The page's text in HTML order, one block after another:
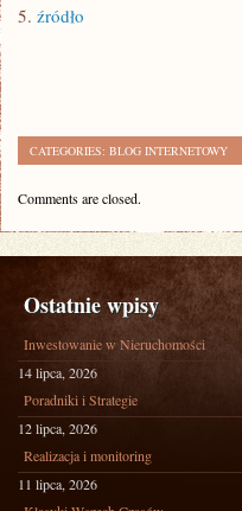
5. źródło
CATEGORIES: BLOG INTERNETOWY
Comments are closed.
Ostatnie wpisy
Inwestowanie w Nieruchomości
14 lipca, 2026
Poradniki i Strategie
12 lipca, 2026
Realizacja i monitoring
11 lipca, 2026